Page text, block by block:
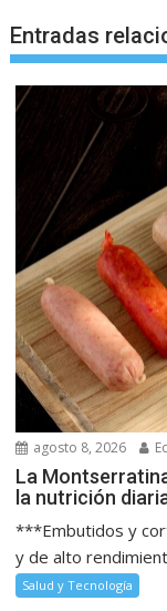
Entradas
agosto 8, 2026
La
la nutrición
***Embutidos y
y de alto
Salud y Tecnología